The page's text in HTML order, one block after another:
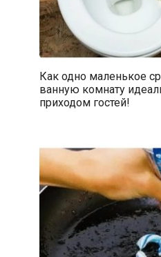
Как одно маленькое
ванную комнату
приходом гостей!